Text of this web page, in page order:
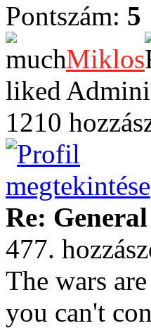
Pontszám: 5
Miklos
1210
Re:
477.
The wars
you can't